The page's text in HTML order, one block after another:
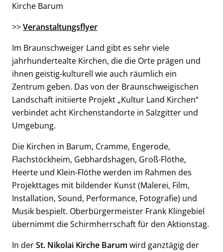
Kirche Barum
>>Veranstaltungsflyer
Im Braunschweiger Land gibt es sehr viele
jahrhundertealte Kirchen, die die Orte prägen und
ihnen geistig-kulturell wie auch räumlich ein
Zentrum geben. Das von der Braunschweigischen
Landschaft initiierte Projekt „Kultur Land Kirchen“
verbindet acht Kirchenstandorte in Salzgitter und
Umgebung.
Die Kirchen in Barum, Cramme, Engerode,
Flachstöckheim, Gebhardshagen, Groß-Flöthe,
Heerte und Klein-Flöthe werden im Rahmen des
Projekttages mit bildender Kunst (Malerei, Film,
Installation, Sound, Performance, Fotografie) und
Musik bespielt. Oberbürgermeister Frank Klingebiel
übernimmt die Schirmherrschaft für den Aktionstag.
In derSt. Nikolai Kirche Barum wird ganztägig der